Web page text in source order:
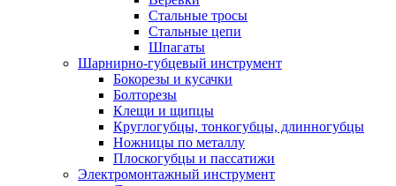
Стальные тросы
Стальные цепи
Шпагаты
Шарнирно-губцевый инструмент
Бокорезы и кусачки
Болторезы
Клещи и щипцы
Круглогубцы, тонкогубцы, длинногубцы
Ножницы по металлу
Плоскогубцы и пассатижи
Электромонтажный инструмент